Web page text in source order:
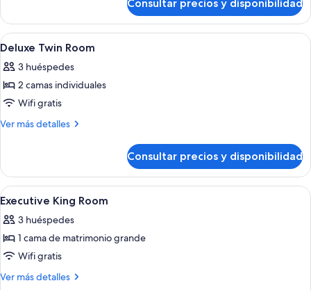
Consultar precios y disponibilidad
Abrir
todas
las
fotos
de
Deluxe
Minibar, caja fuerte, escritorio y
16
Deluxe Twin Room
3 huéspedes
2 camas individuales
Wifi gratis
Ver más detalles
Más
Twin
Room
Consultar precios y disponibilidad
Abrir
todas
las
fotos
de
Executive
Minibar, caja fuerte, escritorio y
13
Executive King Room
3 huéspedes
1 cama de matrimonio grande
Wifi gratis
Ver más detalles
Más